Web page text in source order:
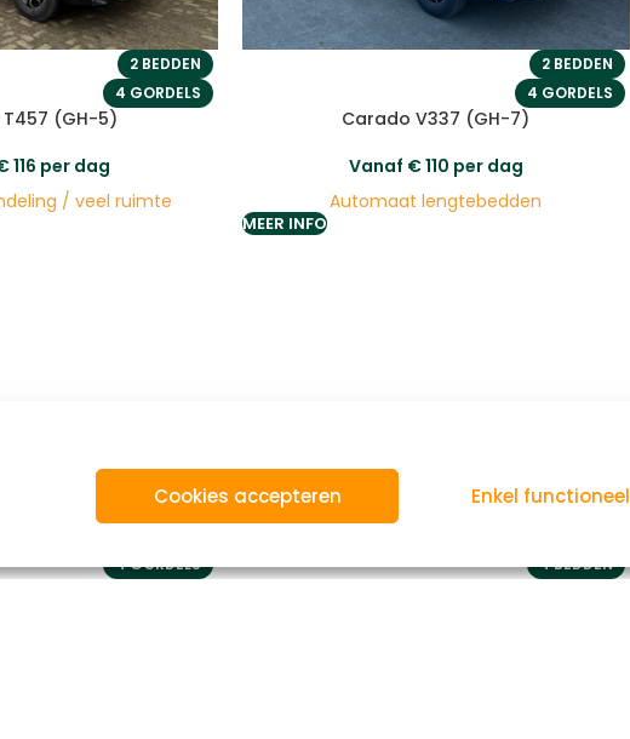
Cookies accepteren Enkel functioneel
2 BEDDEN
4 GORDELS
(GH-5)
116 per dag
/ veel ruimte
2 BEDDEN
4 GORDELS
Carado V337 (GH-7)
Vanaf €110 per dag
Automaat lengtebedden
MEER INFO
4 GORDELS
4 BEDDEN